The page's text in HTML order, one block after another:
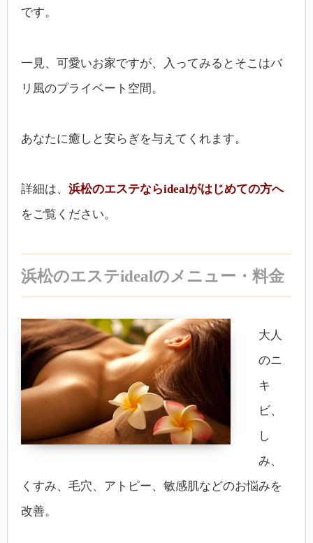
です。
一見、可愛いお家ですが、入ってみるとそこはバ
リ風のプライベート空間。
あなたに癒しと安らぎを与えてくれます。
詳細は、 浜松のエステならidealがはじめての方へ
をご覧ください。
浜松のエステidealのメニュー・料金
大人
のニ
キ
ビ、
し
み、
くすみ、毛穴、アトピー、敏感肌などのお悩みを
改善。